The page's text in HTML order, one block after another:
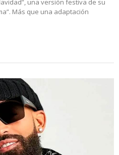
una versión festiva de su
Más que una adaptación